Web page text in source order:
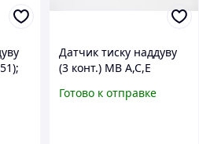
E-
Датчик тиску наддуву
(3 конт.) MB A,C,E
1) 0.8D-4.0D 95-,
Готово к отправке